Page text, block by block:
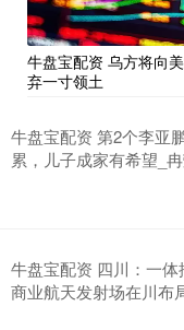
牛盘宝配资 乌方将向
弃一寸领土
牛盘宝配资 第2个李亚
累，儿子成家有希望_
牛盘宝配资 四川：一体
商业航天发射场在川布